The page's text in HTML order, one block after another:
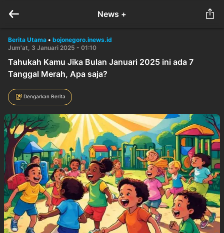
News +
Berita Utama • bojonegoro.inews.id
Jum'at, 3 Januari 2025 - 01:10
Tahukah Kamu Jika Bulan Januari 2025 ini ada 7
Tanggal Merah, Apa saja?
Dengarkan Berita